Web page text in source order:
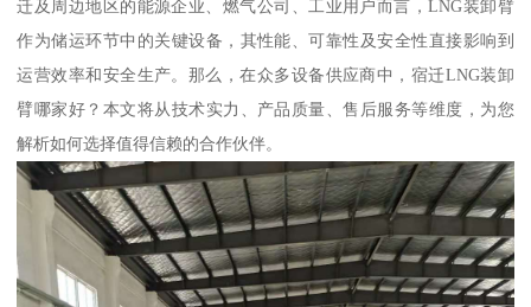
迁及周边地区的能源企业、燃气公司、工业用户而言，LNG装卸臂
作为储运环节中的关键设备，其性能、可靠性及安全性直接影响到
运营效率和安全生产。那么，在众多设备供应商中，宿迁LNG装卸
臂哪家好？本文将从技术实力、产品质量、售后服务等维度，为您
解析如何选择值得信赖的合作伙伴。